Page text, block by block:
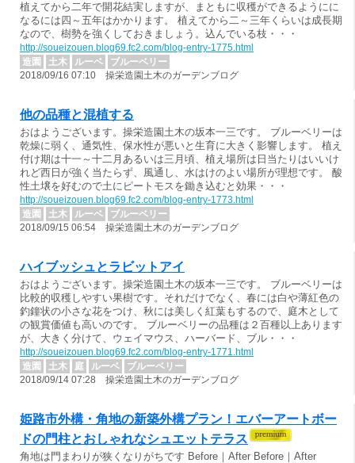
植えてから二年で開花結実しますが、まともに収穫ができるようにに
なるには四～五年はかかります。 植えてから二～三年くらいは成長期
なので、樹勢を強くしておきましょう。込んでいる枝・・・
http://soueizouen.blog69.fc2.com/blog-entry-1775.html
造園
土木 ルーベ
ブルーベリー
2018/09/16 07:10 操栄造園土木のガーデンブログ
他の品種と混植する
おはようございます。操栄造園土木の坂本一三です。 ブルーベリーは
乾燥に弱く、通気性、保水性が悪いと生育に大きく影響します。 植え
付け期は十一～十二月あるいは三月頃、植え場所は日当たりはいいけ
れど西日が強く当たらず、風通し、水はけのよい場所が理想です。 酸
性土壌を好むので土にピートモスを鋤き込むと効果・・・
http://soueizouen.blog69.fc2.com/blog-entry-1773.html
造園
土木 ルーベ
ブルーベリー
2018/09/15 06:54 操栄造園土木のガーデンブログ
ハイブッシュとラビットアイ
おはようございます。操栄造園土木の坂本一三です。 ブルーベリーは
比較的収穫しやすい果樹です。それだけでなく、春には白や薄紅色の
釣鐘状の小さな花をつけ、秋には美しく紅葉もするので、庭木として
の観賞価値も高いのです。 ブルーベリーの品種は２百種以上あります
が、大きく分けて、ウェイマウス、ハーバード、ブル・・・
http://soueizouen.blog69.fc2.com/blog-entry-1771.html
造園
土木 庭 ルーベ
ブルーベリー
2018/09/14 07:28 操栄造園土木のガーデンブログ
姫路市外構・角地の新築外構プラン！エバーアートボー
ドの門柱とおしゃれなシュエットテラス
角地は門まわりが狭くなりがちです Before｜After Before｜After